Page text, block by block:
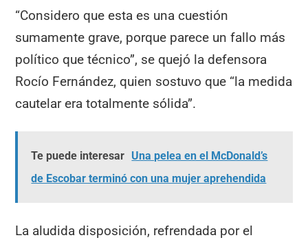
“Considero que esta es una cuestión
sumamente grave, porque parece un fallo más
político que técnico”, se quejó la defensora
Rocío Fernández, quien sostuvo que “la medida
cautelar era totalmente sólida”.
Te puede interesar Una pelea en el McDonald’s
de Escobar terminó con una mujer aprehendida
La aludida disposición, refrendada por el